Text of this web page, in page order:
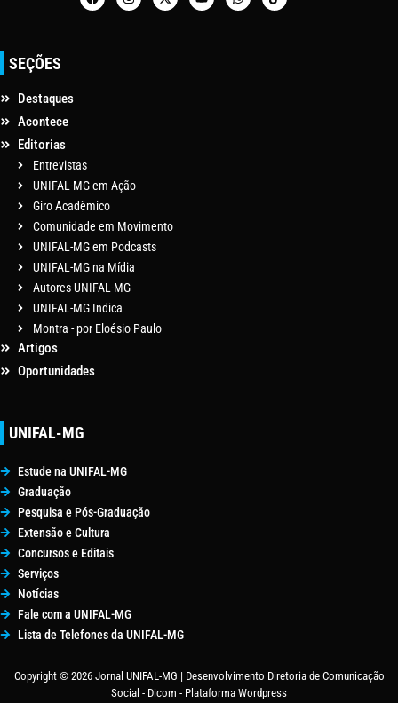
SEÇÕES
Destaques
Acontece
Editorias
Entrevistas
UNIFAL-MG em Ação
Giro Acadêmico
Comunidade em Movimento
UNIFAL-MG em Podcasts
UNIFAL-MG na Mídia
Autores UNIFAL-MG
UNIFAL-MG Indica
Montra - por Eloésio Paulo
Artigos
Oportunidades
UNIFAL-MG
Estude na UNIFAL-MG
Graduação
Pesquisa e Pós-Graduação
Extensão e Cultura
Concursos e Editais
Serviços
Notícias
Fale com a UNIFAL-MG
Lista de Telefones da UNIFAL-MG
Copyright © 2026 Jornal UNIFAL-MG | Desenvolvimento Diretoria de Comunicação
Social - Dicom - Plataforma Wordpress